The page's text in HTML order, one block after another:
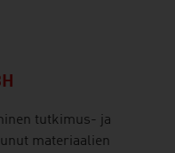
tutkimus- ja
materiaalien